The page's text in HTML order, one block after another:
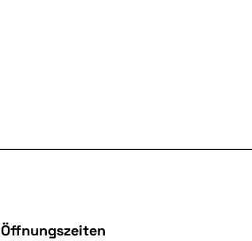
Öffnungszeiten